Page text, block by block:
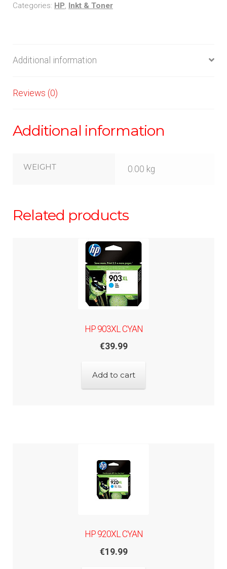
Categories: HP, Inkt & Toner
Additional information
Reviews (0)
Additional information
WEIGHT 0.00 kg
Related products
HP 903XL CYAN
€39.99
Add to cart
HP 920XL CYAN
€19.99